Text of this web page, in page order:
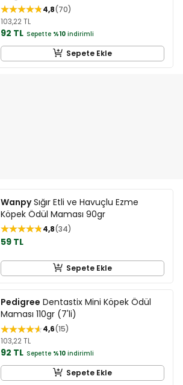
4,8 70
103,22 TL
92 TL Sepette %10 indirimli
Sepete Ekle
WanpySığır Etli ve Havuçlu Ezme
Köpek Ödül Maması 90gr
4,8 34
59 TL
Sepete Ekle
Pedigree Dentastix Mini Köpek Ödül
Maması 110gr (7'li)
4,6 15
103,22 TL
92 TL Sepette %10 indirimli
Sepete Ekle